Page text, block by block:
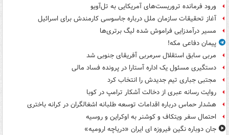
ورود فرمانده تروریست‌های آمریکایی به تل‌آویو
آغاز تحقیقات سازمان ملل درباره جاسوسی کارمندش برای اسرائیل
مسیر درآمدزایی فراموش شده لیگ برتری‌ها
پیمان دفاعی مکه!
مربی سابق استقلال سرمربی آفریقای جنوبی شد
دستگیری مسئول یک اداره آستارا در پرونده فساد مالی
مجتبی جباری تیم جدیدش را انتخاب کرد
روایت رسانه عبری از دخالت آشکار ترامپ در کوبا
هشدار حماس درباره اقدامات توسعه طلبانه اشغالگران در کرانه باختری
احتمال سفر ویتکاف و کوشنر به اوکراین و روسیه
جان دوباره نگین فیروزه ای ایران «دریاچه ارومیه»